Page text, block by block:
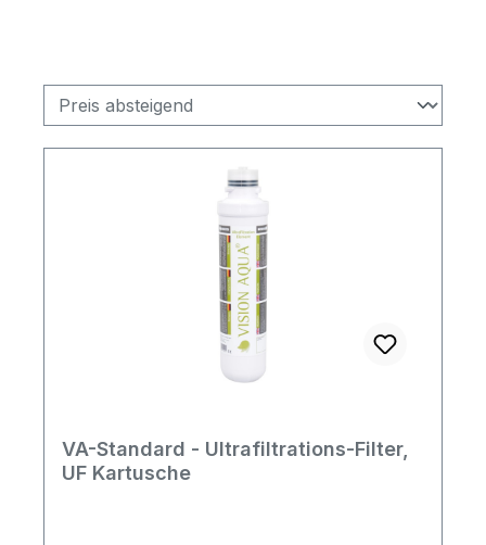
VA-Standard - Ultrafiltrations-Filter,
UF Kartusche